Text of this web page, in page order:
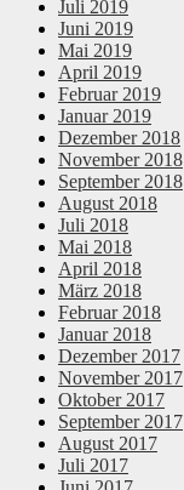
Juli 2019
Juni 2019
Mai 2019
April 2019
Februar 2019
Januar 2019
Dezember 2018
November 2018
September 2018
August 2018
Juli 2018
Mai 2018
April 2018
März 2018
Februar 2018
Januar 2018
Dezember 2017
November 2017
Oktober 2017
September 2017
August 2017
Juli 2017